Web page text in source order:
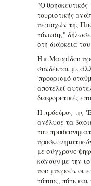
"Ο θρησκευτικός
τουριστικής
περιοχών της
τόνωσης"
στη διάρκεια
Η κ.Μαυρίδου
συνδέεται με
'προορισμό
αποτελεί
διαφορετικές
Η πρόεδρος της
ανέλυσε τα
του
με σύγχρονο
κάνουν με την
που μπορούν οι
τόπους, πότε